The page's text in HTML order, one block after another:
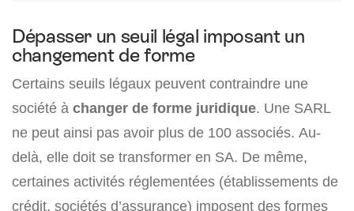
Dépasser un seuil légal imposant un
changement de forme
Certains seuils légaux peuvent contraindre une
société à changer de forme juridique. Une SARL
ne peut ainsi pas avoir plus de 100 associés. Au-
delà, elle doit se transformer en SA. De même,
certaines activités réglementées (établissements de
crédit, sociétés d’assurance) imposent des formes